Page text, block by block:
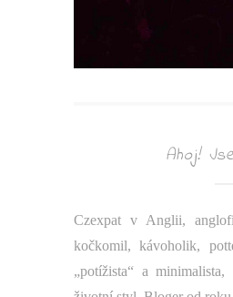
Ahoj!
Czexpat v Anglii,
kočkomil, kávoholik,
„potížista“ a